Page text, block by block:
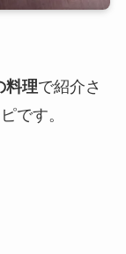
料理で紹介さ
です。